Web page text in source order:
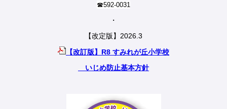
☎592-0031
・
【改定版】2026.3
【改訂版】R8 すみれが丘小学校
いじめ防止基本方針